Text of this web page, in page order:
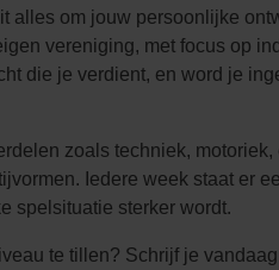
alles om jouw persoonlijke
vereniging, met focus op
die je verdient, en word je
zoals techniek,
Iedere week staat er
spelsituatie sterker wordt.
te tillen? Schrijf je